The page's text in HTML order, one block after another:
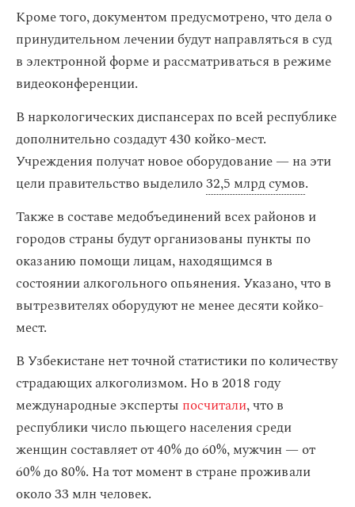
Кроме того, документом предусмотрено, что дела о
принудительном лечении будут направляться в суд
в электронной форме и рассматриваться в режиме
видеоконференции.
В наркологических диспансерах по всей республике
дополнительно создадут 430 койко-мест.
Учреждения получат новое оборудование — на эти
цели правительство выделило32,5 млрд сумов.
Также в составе медобъединений всех районов и
городов страны будут организованы пункты по
оказанию помощи лицам, находящимся в
состоянии алкогольного опьянения. Указано, что в
вытрезвителях оборудуют не менее десяти койко-
мест.
В Узбекистане нет точной статистики по количеству
страдающих алкоголизмом. Но в 2018 году
международные эксперты посчитали, что в
республики число пьющего населения среди
женщин составляет от 40% до 60%, мужчин — от
60% до 80%. На тот момент в стране проживали
около 33 млн человек.